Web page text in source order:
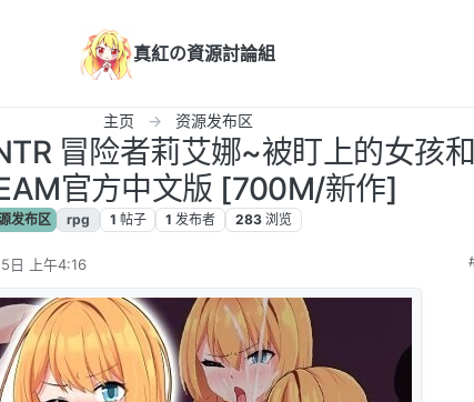
真紅の資源討論組
主页 资源发布区
冒险者莉艾娜~被盯上的女孩
官方中文版 [700M/新作]
发布区 rpg 1 帖子 1 发布者 283 浏览
日 上午4:16